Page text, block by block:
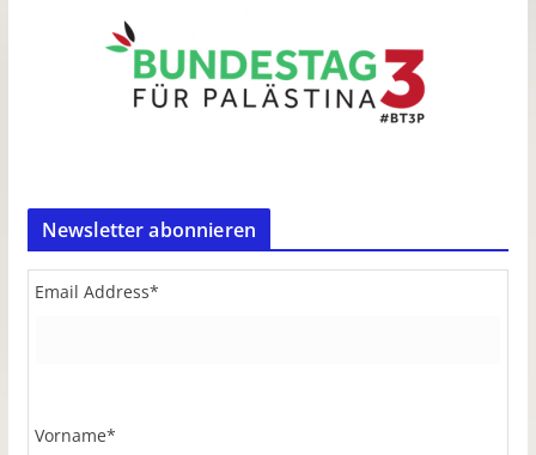
Newsletter abonnieren
Email Address*
Vorname*